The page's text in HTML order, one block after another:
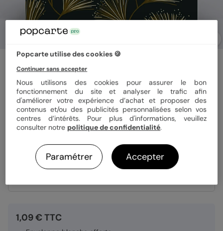
Carte de vœux entreprise
Ombelle
Format 14x14 cm plié
Papier Papier Satiné
1,09 € TTC
Popcarte utilise des cookies 🍪
Continuer sans accepter
Nous utilisons des cookies pour assurer le bon
fonctionnement du site et analyser le trafic afin
d'améliorer votre expérience d’achat et proposer des
contenus et/ou des publicités personnalisées selon vos
centres d’intérêts. Pour plus d'informations, veuillez
consulter notre politique de confidentialité.
Paramétrer Accepter